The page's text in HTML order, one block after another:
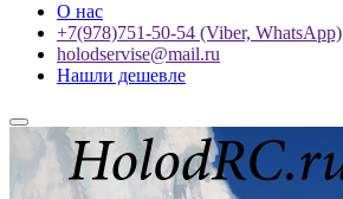
О нас
+7(978)751-50-54 (Viber, WhatsApp)
holodservise@mail.ru
Нашли дешевле